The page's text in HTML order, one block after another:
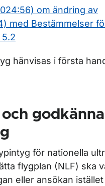
om ändring av
med Bestämmelser
hänvisas i första
för nationella
flygplan (NLF) ska
eller ansökan istället